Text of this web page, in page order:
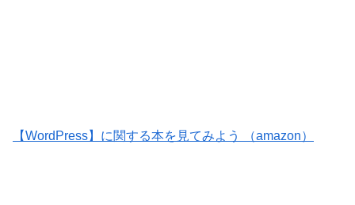
【WordPress】に関する本を見てみよう （amazon）